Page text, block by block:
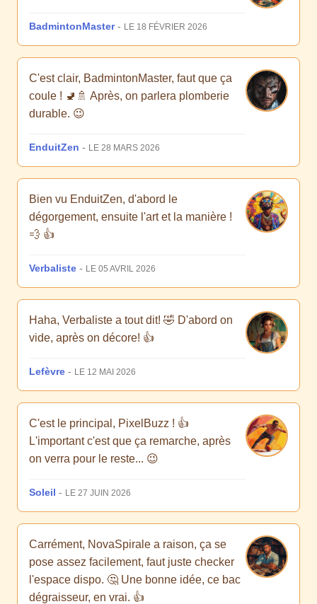
BadmintonMaster- LE 18 FÉVRIER 2026
C'est clair, BadmintonMaster, faut que ça
coule ! 🚽🚿 Après, on parlera plomberie
durable. 😉
EnduitZen - LE 28 MARS 2026
Bien vu EnduitZen, d'abord le
dégorgement, ensuite l'art et la manière !
💨 👍
Verbaliste - LE 05 AVRIL 2026
Haha, Verbaliste a tout dit! 🤣 D'abord on
vide, après on décore! 👍
Lefèvre - LE 12 MAI 2026
C'est le principal, PixelBuzz ! 👍
L'important c'est que ça remarche, après
on verra pour le reste... 😉
Soleil - LE 27 JUIN 2026
Carrément, NovaSpirale a raison, ça se
pose assez facilement, faut juste checker
l'espace dispo. 🤔 Une bonne idée, ce bac
dégraisseur, en vrai. 👍